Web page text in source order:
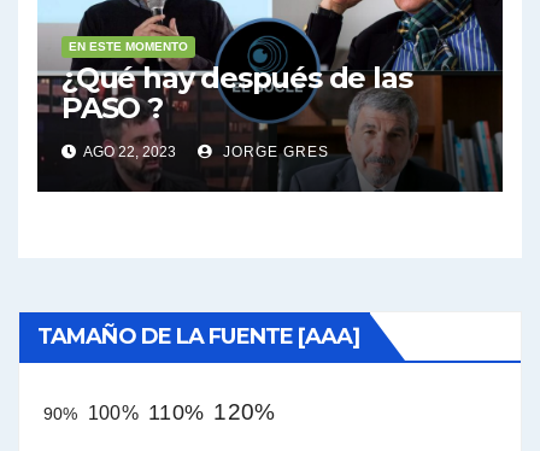
EN ESTE MOMENTO
¿Qué hay después de las
PASO ?
AGO 22, 2023 JORGE GRES
TAMAÑO DE LA FUENTE [AAA]
90% 100% 110% 120%